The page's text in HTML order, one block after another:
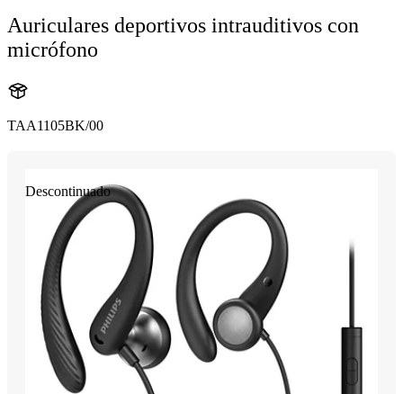
Auriculares deportivos intrauditivos con
micrófono
TAA1105BK/00
Descontinuado